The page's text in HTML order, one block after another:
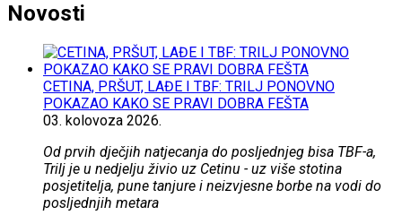
Novosti
CETINA, PRŠUT, LAĐE I TBF: TRILJ PONOVNO
POKAZAO KAKO SE PRAVI DOBRA FEŠTA
03. kolovoza 2026.
Od prvih dječjih natjecanja do posljednjeg bisa TBF-a,
Trilj je u nedjelju živio uz Cetinu - uz više stotina
posjetitelja, pune tanjure i neizvjesne borbe na vodi do
posljednjih metara